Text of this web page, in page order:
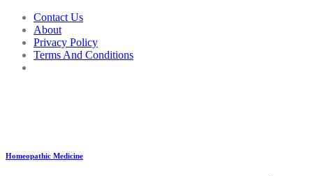
Skip
content
Contact Us
About
Privacy Policy
Terms And Conditions
Homeopathic Medicine